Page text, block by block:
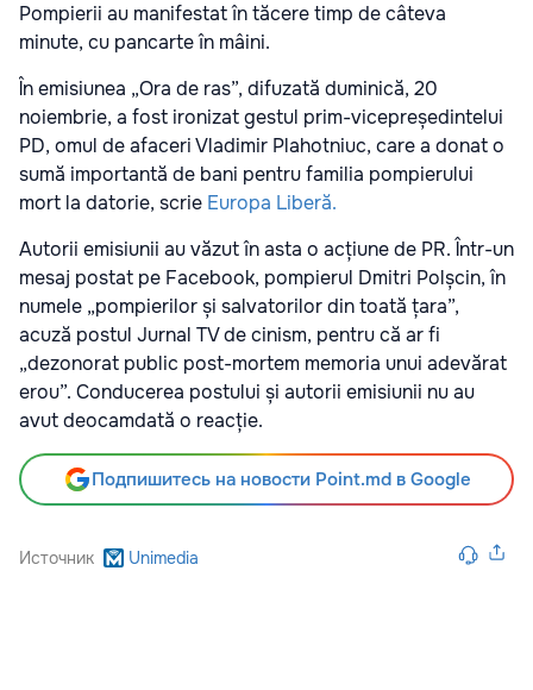
Pompierii au manifestat în tăcere timp de câteva
minute, cu pancarte în mâini.
În emisiunea „Ora de ras”, difuzată duminică, 20
noiembrie, a fost ironizat gestul prim-vicepreședintelui
PD, omul de afaceri Vladimir Plahotniuc, care a donat o
sumă importantă de bani pentru familia pompierului
mort la datorie, scrie Europa Liberă.
Autorii emisiunii au văzut în asta o acțiune de PR. Într-un
mesaj postat pe Facebook, pompierul Dmitri Polșcin, în
numele „pompierilor și salvatorilor din toată țara”,
acuză postul Jurnal TV de cinism, pentru că ar fi
„dezonorat public post-mortem memoria unui adevărat
erou”. Conducerea postului și autorii emisiunii nu au
avut deocamdată o reacție.
Подпишитесь на новости Point.md в Google
Источник Unimedia